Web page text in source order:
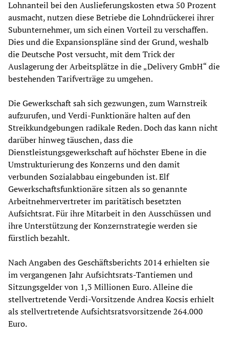
Lohnanteil bei den Auslieferungskosten etwa 50 Prozent
ausmacht, nutzen diese Betriebe die Lohndrückerei ihrer
Subunternehmer, um sich einen Vorteil zu verschaffen.
Dies und die Expansionspläne sind der Grund, weshalb
die Deutsche Post versucht, mit dem Trick der
Auslagerung der Arbeitsplätze in die „Delivery GmbH“ die
bestehenden Tarifverträge zu umgehen.
Die Gewerkschaft sah sich gezwungen, zum Warnstreik
aufzurufen, und Verdi-Funktionäre halten auf den
Streikkundgebungen radikale Reden. Doch das kann nicht
darüber hinweg täuschen, dass die
Dienstleistungsgewerkschaft auf höchster Ebene in die
Umstrukturierung des Konzerns und den damit
verbunden Sozialabbau eingebunden ist. Elf
Gewerkschaftsfunktionäre sitzen als so genannte
Arbeitnehmervertreter im paritätisch besetzten
Aufsichtsrat. Für ihre Mitarbeit in den Ausschüssen und
ihre Unterstützung der Konzernstrategie werden sie
fürstlich bezahlt.
Nach Angaben des Geschäftsberichts 2014 erhielten sie
im vergangenen Jahr Aufsichtsrats-Tantiemen und
Sitzungsgelder von 1,3 Millionen Euro. Alleine die
stellvertretende Verdi-Vorsitzende Andrea Kocsis erhielt
als stellvertretende Aufsichtsratsvorsitzende 264.000
Euro.